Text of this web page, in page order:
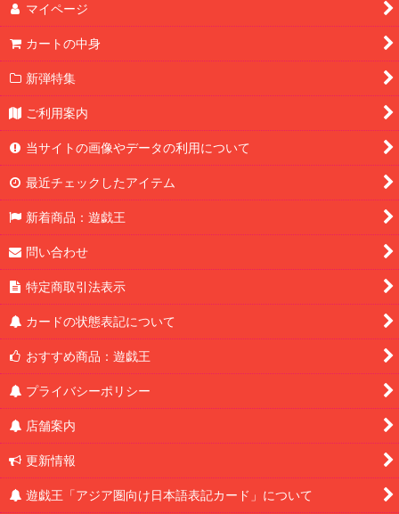
マイページ
カートの中身
新弾特集
ご利用案内
当サイトの画像やデータの利用について
最近チェックしたアイテム
新着商品：遊戯王
問い合わせ
特定商取引法表示
カードの状態表記について
おすすめ商品：遊戯王
プライバシーポリシー
店舗案内
更新情報
遊戯王「アジア圏向け日本語表記カード」について